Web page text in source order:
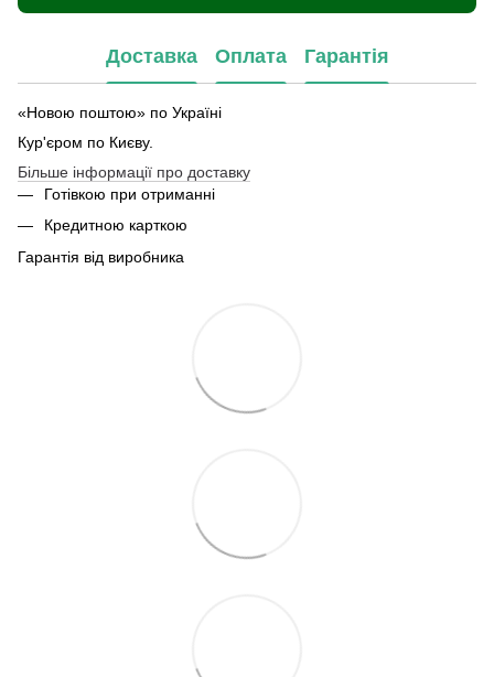
Доставка Оплата Гарантія
«Новою поштою» по Україні
Кур'єром по Києву.
Більше інформації про доставку
Готівкою при отриманні
Кредитною карткою
Гарантія від виробника